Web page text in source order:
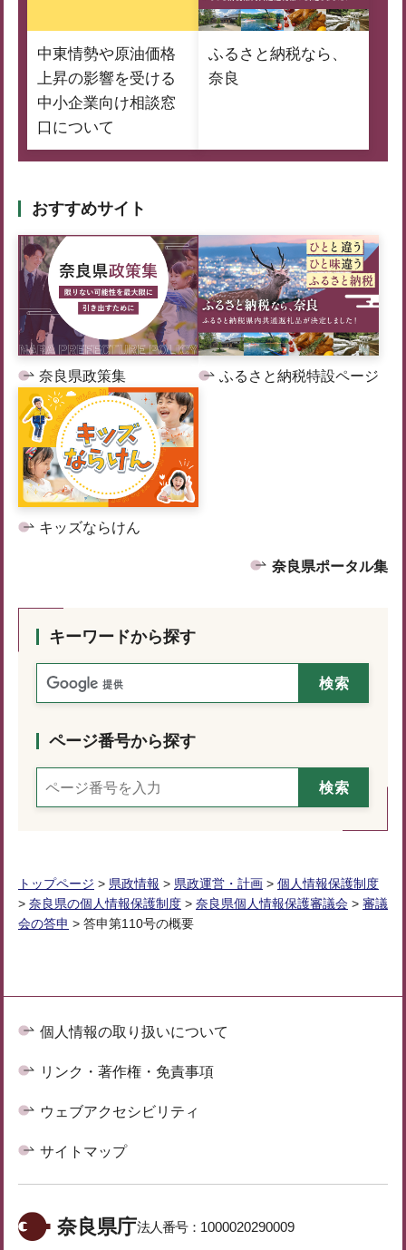
中東情勢や原油価格
上昇の影響を受ける
中小企業向け相談窓
口について
ふるさと納税なら、
奈良
おすすめサイト
奈良県政策集 ふるさと納税特設ページ
キッズならけん
奈良県ポータル集
キーワードから探す
ページ番号から探す
トップページ > 県政情報 > 県政運営・計画 > 個人情報保護制度
> 奈良県の個人情報保護制度 > 奈良県個人情報保護審議会 > 審議
会の答申 > 答申第110号の概要
個人情報の取り扱いについて
リンク・著作権・免責事項
ウェブアクセシビリティ
サイトマップ
奈良県庁法人番号： 1000020290009